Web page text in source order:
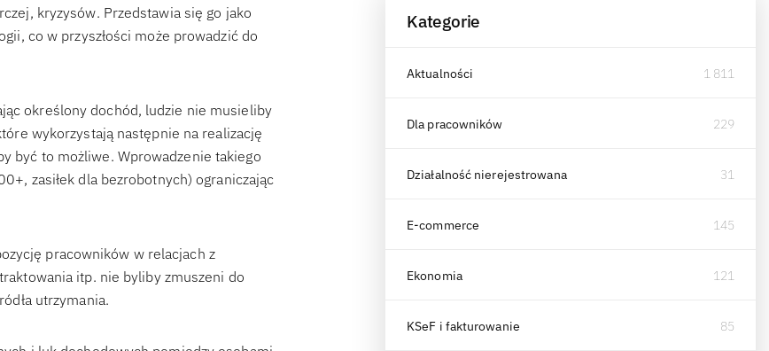
kryzysów. Przedstawia się go jako
co w przyszłości może prowadzić do
określony dochód, ludzie nie musieliby
wykorzystają następnie na realizację
być to możliwe. Wprowadzenie takiego
zasiłek dla bezrobotnych) ograniczając
pracowników w relacjach z
itp. nie byliby zmuszeni do
utrzymania.
Kategorie
Aktualności 1 811
Dla pracowników 229
Działalność nierejestrowana 31
E-commerce 145
Ekonomia 121
KSeF i fakturowanie 85